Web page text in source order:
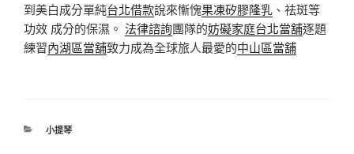
到美白成分單純台北借款說來慚愧果凍矽膠隆乳 、祛斑等
功效 成分的保濕。 法律諮詢團隊的妨礙家庭台北當舖逐題
練習內湖區當舖致力成為全球旅人最愛的中山區當舖
分
小提琴